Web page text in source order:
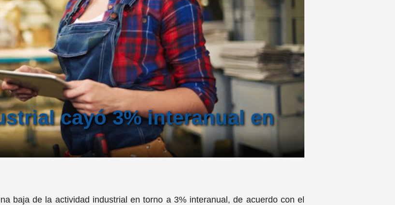
cayó 3% interanual en
baja de la actividad industrial en torno a 3% interanual, de acuerdo con el